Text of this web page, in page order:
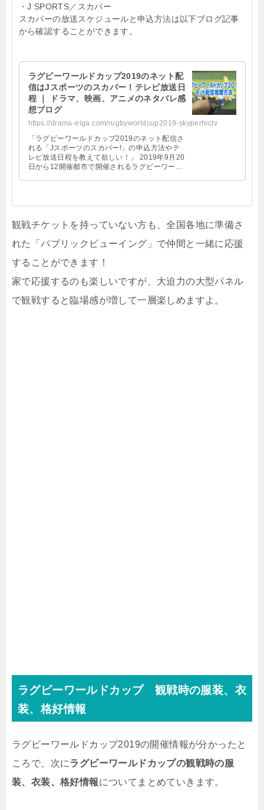
・J SPORTS／スカパー
スカパーの放送スケジュールと申込方法は以下ブログ記事
から確認することができます。
ラグビーワールドカップ2019のネット配
信はJスポーツのスカパー！テレビ放送日
程 ｜ ドラマ、映画、アニメのネタバレ感
想ブログ
https://drama-eiga.com/rugbyworldcup2019-skyperfectv
「ラグビーワールドカップ2019のネット配信さ
れる「Jスポーツのスカパー!」の申込方法やテ
レビ放送日程を教えて欲しい！」 2019年9月20
日から12開催都市で開催されるラグビーワール
観戦チケットを持っていない方も、全国各地に準備さ
れた「パブリックビューイング」で仲間と一緒に応援
することができます！
家で応援するのも楽しいですが、大迫力の大型パネル
で観戦すると臨場感が増して一層楽しめますよ。
ラグビーワールドカップ 観戦時の服装、衣
装、格好情報
ラグビーワールドカップ2019の開催情報が分かったと
ころで、次にラグビーワールドカップの観戦時の服
装、衣装、格好情報についてまとめていきます。